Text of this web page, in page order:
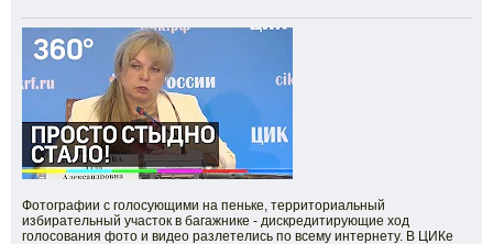
Фотографии с голосующими на пеньке, территориальный
избирательный участок в багажнике - дискредитирующие ход
голосования фото и видео разлетелись по всему интернету. В ЦИКе